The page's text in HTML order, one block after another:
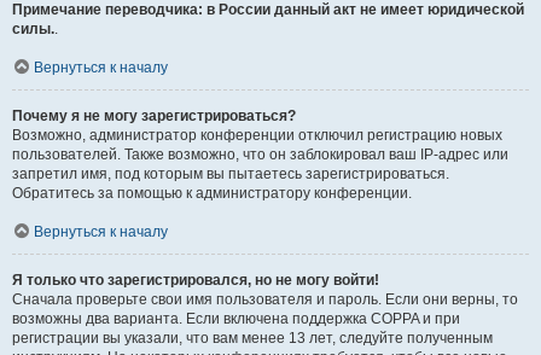
Примечание переводчика: в России данный акт не имеет юридической
силы..
Вернуться к началу
Почему я не могу зарегистрироваться?
Возможно, администратор конференции отключил регистрацию новых
пользователей. Также возможно, что он заблокировал ваш IP-адрес или
запретил имя, под которым вы пытаетесь зарегистрироваться.
Обратитесь за помощью к администратору конференции.
Вернуться к началу
Я только что зарегистрировался, но не могу войти!
Сначала проверьте свои имя пользователя и пароль. Если они верны, то
возможны два варианта. Если включена поддержка COPPA и при
регистрации вы указали, что вам менее 13 лет, следуйте полученным